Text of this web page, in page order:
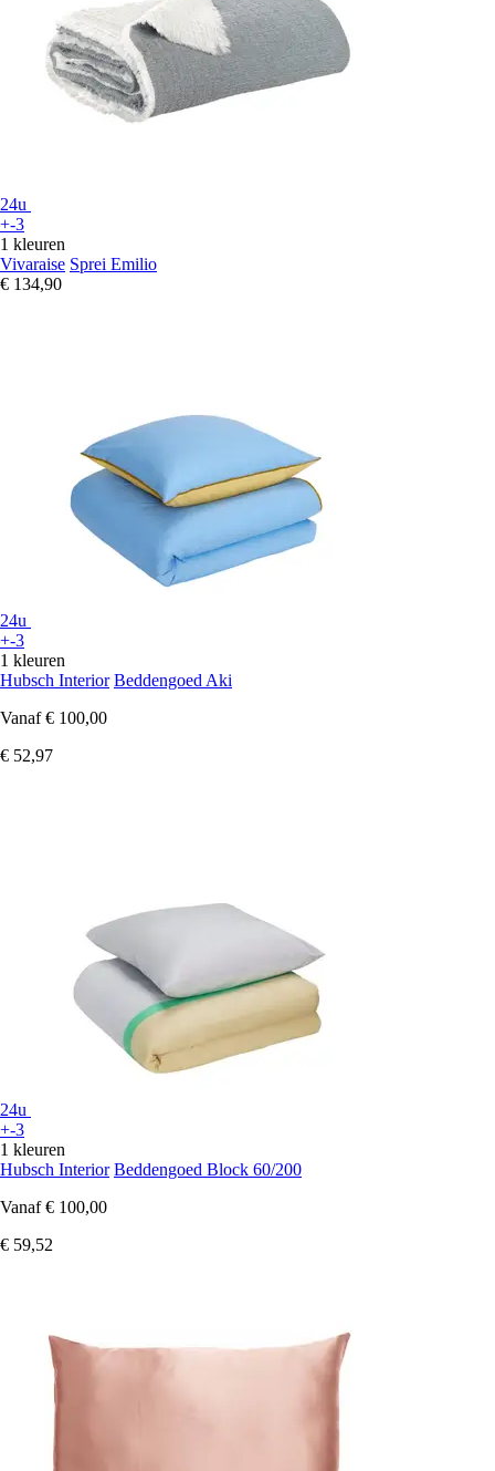
24u
+-3
1 kleuren
Vivaraise Sprei Emilio
€ 134,90
24u
+-3
1 kleuren
Hubsch Interior Beddengoed Aki
Vanaf € 100,00
€ 52,97
24u
+-3
1 kleuren
Hubsch Interior Beddengoed Block 60/200
Vanaf € 100,00
€ 59,52